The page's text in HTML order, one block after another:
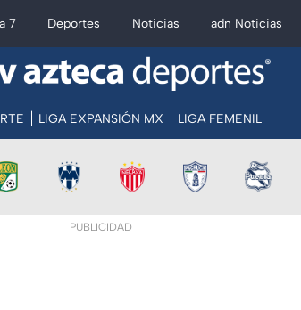
7 Deportes Noticias adn Noticias
LIGA EXPANSIÓN MX LIGA FEMENIL
PUBLICIDAD